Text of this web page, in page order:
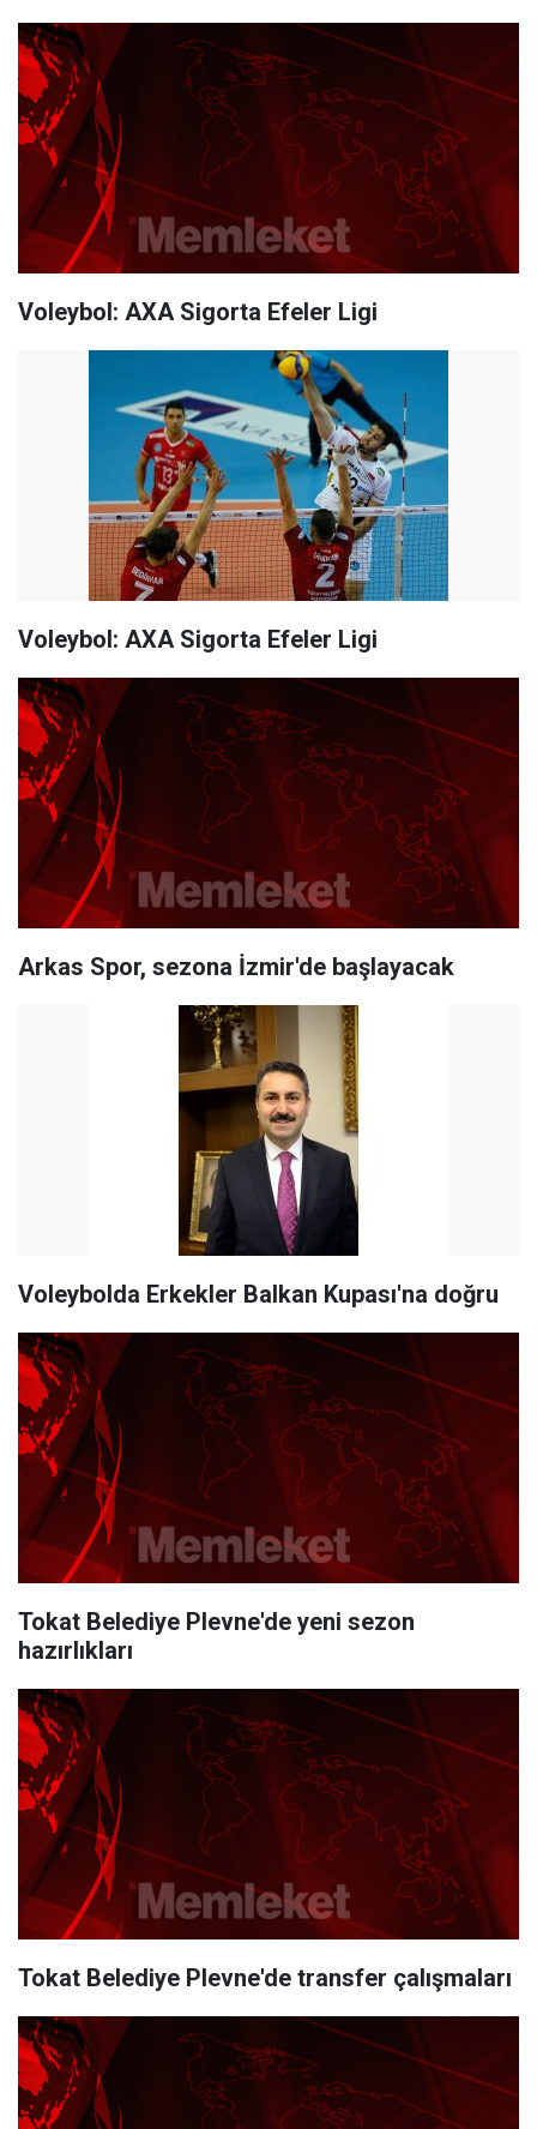
Voleybol: AXA Sigorta Efeler Ligi
Voleybol: AXA Sigorta Efeler Ligi
Arkas Spor, sezona İzmir'de başlayacak
Voleybolda Erkekler Balkan Kupası'na doğru
Tokat Belediye Plevne'de yeni sezon
hazırlıkları
Tokat Belediye Plevne'de transfer çalışmaları